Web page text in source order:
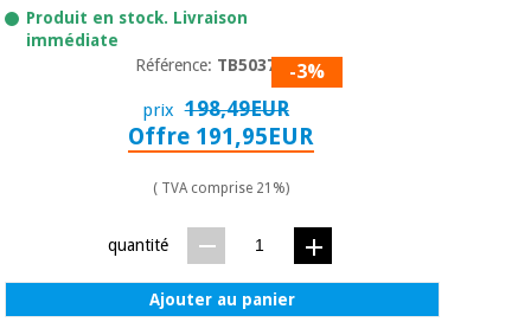
Produit en stock. Livraison
immédiate
Référence: TB50374 -3%
prix 198,49EUR
Offre 191,95EUR
( TVA comprise 21%)
quantité
Ajouter au panier